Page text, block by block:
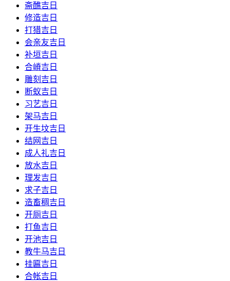
斋醮吉日
修造吉日
打猎吉日
会亲友吉日
补垣吉日
合嵴吉日
雕刻吉日
断蚁吉日
习艺吉日
架马吉日
开生坟吉日
结网吉日
成人礼吉日
放水吉日
理发吉日
求子吉日
造畜稠吉日
开厕吉日
打鱼吉日
开池吉日
教牛马吉日
挂匾吉日
合帐吉日